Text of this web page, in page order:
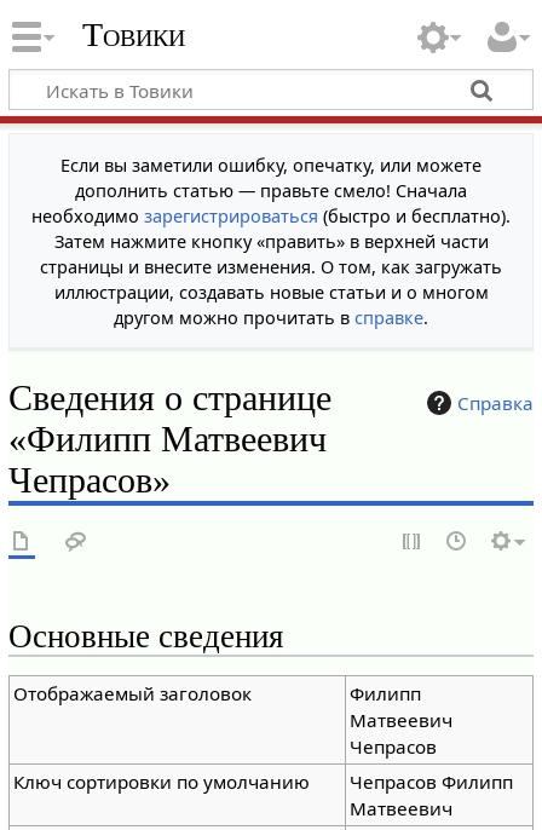
Товики
Если вы заметили ошибку, опечатку, или можете
дополнить статью — правьте смело! Сначала
необходимо зарегистрироваться (быстро и бесплатно).
Затем нажмите кнопку «править» в верхней части
страницы и внесите изменения. О том, как загружать
иллюстрации, создавать новые статьи и о многом
другом можно прочитать в справке.
Справка
Сведения о странице
«Филипп Матвеевич
Чепрасов»
Основные сведения
Отображаемый заголовок
Филипп
Матвеевич
Чепрасов
Ключ сортировки по умолчанию
Чепрасов Филипп
Матвеевич